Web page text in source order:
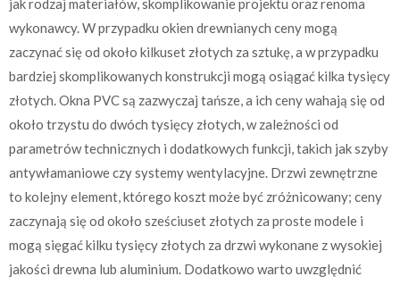
jak rodzaj materiałów, skomplikowanie projektu oraz renoma
wykonawcy. W przypadku okien drewnianych ceny mogą
zaczynać się od około kilkuset złotych za sztukę, a w przypadku
bardziej skomplikowanych konstrukcji mogą osiągać kilka tysięcy
złotych. Okna PVC są zazwyczaj tańsze, a ich ceny wahają się od
około trzystu do dwóch tysięcy złotych, w zależności od
parametrów technicznych i dodatkowych funkcji, takich jak szyby
antywłamaniowe czy systemy wentylacyjne. Drzwi zewnętrzne
to kolejny element, którego koszt może być zróżnicowany; ceny
zaczynają się od około sześciuset złotych za proste modele i
mogą sięgać kilku tysięcy złotych za drzwi wykonane z wysokiej
jakości drewna lub aluminium. Dodatkowo warto uwzględnić